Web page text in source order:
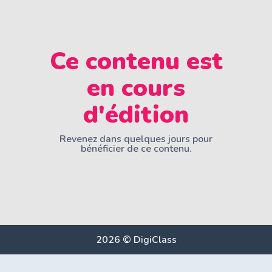
Ce contenu est
en cours
d'édition
Revenez dans quelques jours pour
bénéficier de ce contenu.
2026 © DigiClass